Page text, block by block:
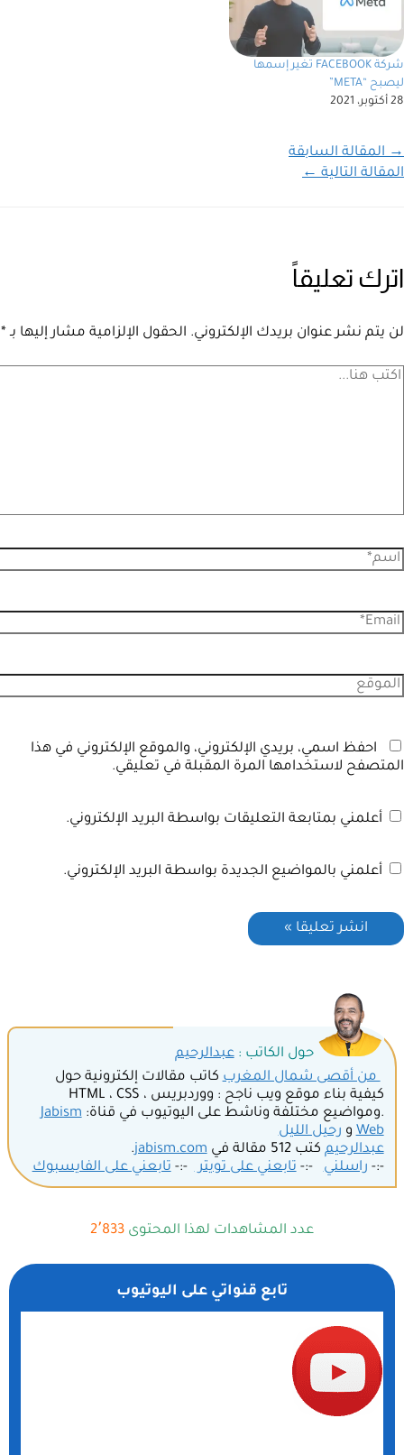
شركة FACEBOOK تغير إسمها
ليصبح “META”
28 أكتوبر، 2021
→المقالة السابقة
المقالة التالية←
اترك تعليقاً
لن يتم نشر عنوان بريدك الإلكتروني. الحقول الإلزامية مشار إليها بـ*
احفظ اسمي، بريدي الإلكتروني، والموقع الإلكتروني في هذا
المتصفح لاستخدامها المرة المقبلة في تعليقي.
أعلمني بمتابعة التعليقات بواسطة البريد الإلكتروني.
أعلمني بالمواضيع الجديدة بواسطة البريد الإلكتروني.
حول الكاتب :
عبدالرحيم
من أقصى شمال المغربكاتب مقالات إلكترونية حول
كيفية بناء موقع ويب ناجح : ووردبريس ، HTML ، CSS
.ومواضيع مختلفة وناشط على اليوتيوب في قناة:Jabism
Webو رحيل الليل
عبدالرحيم كتب 512 مقالة في jabism.com
.
-:- راسلني-:- تابعني على تويتر-:-تابعني على الفايسبوك
2٬833 عدد المشاهدات لهذا المحتوى
تابع قنواتي على اليوتيوب